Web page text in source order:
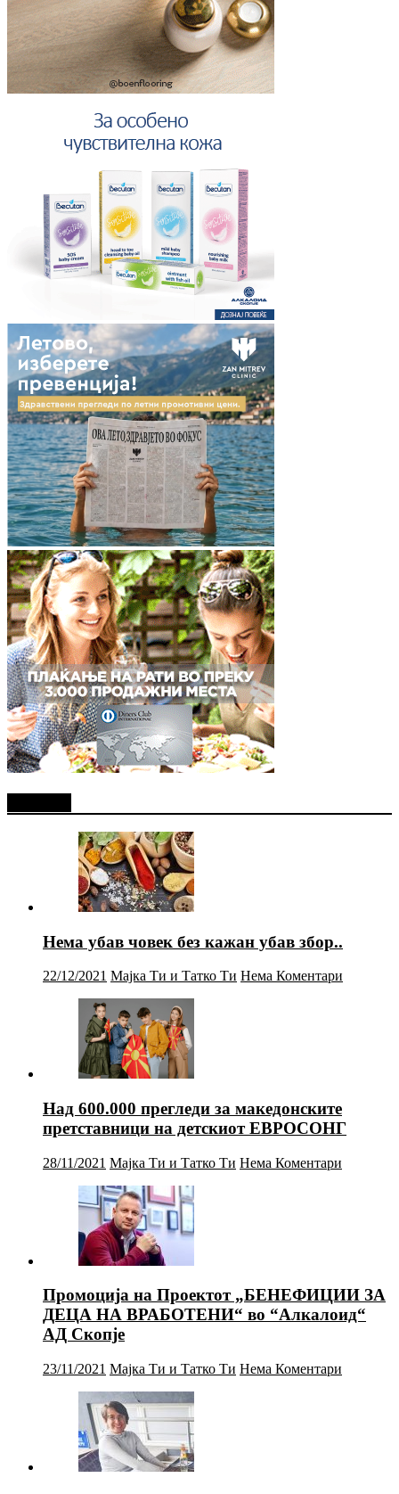
Нема убав човек без кажан убав збор..
22/12/2021 Мајка Ти и Татко Ти Нема Коментари
Над 600.000 прегледи за македонските
претставници на детскиот ЕВРОСОНГ
28/11/2021 Мајка Ти и Татко Ти Нема Коментари
Промоција на Проектот „БЕНЕФИЦИИ ЗА
ДЕЦА НА ВРАБОТЕНИ“ во “Алкалоид“
АД Скопје
23/11/2021 Мајка Ти и Татко Ти Нема Коментари